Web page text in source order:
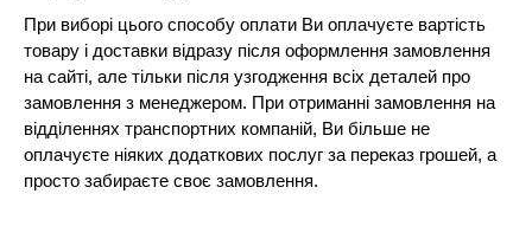
При виборі цього способу оплати Ви оплачуєте вартість
товару і доставки відразу після оформлення замовлення
на сайті, але тільки після узгодження всіх деталей про
замовлення з менеджером. При отриманні замовлення на
відділеннях транспортних компаній, Ви більше не
оплачуєте ніяких додаткових послуг за переказ грошей, а
просто забираєте своє замовлення.